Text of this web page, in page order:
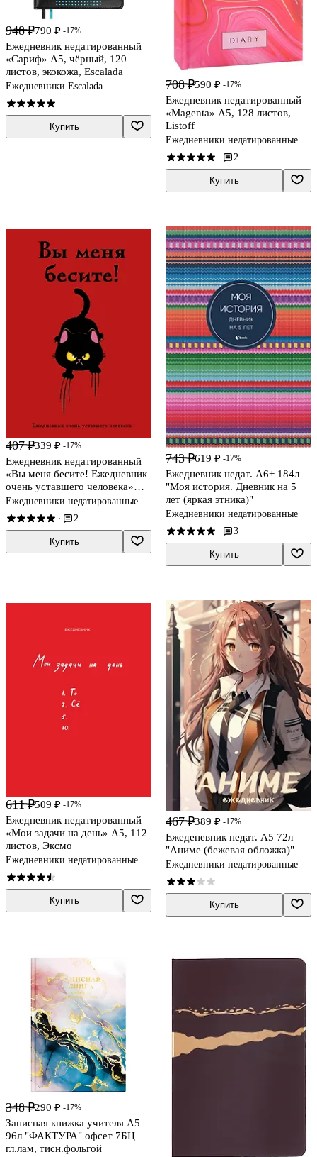
948 ₽790 ₽ -17%
Ежедневник недатированный
«Сариф» А5, чёрный, 120
листов, экокожа, Escalada
Ежедневники Escalada
Купить
708 ₽590 ₽ -17%
Ежедневник недатированный
«Magenta» А5, 128 листов,
Listoff
Ежедневники недатированные
· 2
Купить
407 ₽339 ₽ -17%
Ежедневник недатированный
«Вы меня бесите! Ежедневник
очень уставшего человека»
А5, 72 листа, Эксмо
Ежедневники недатированные
· 2
Купить
743 ₽619 ₽ -17%
Ежедневник недат. А6+ 184л
"Моя история. Дневник на 5
лет (яркая этника)"
Ежедневники недатированные
· 3
Купить
611 ₽509 ₽ -17%
Ежедневник недатированный
«Мои задачи на день» А5, 112
листов, Эксмо
Ежедневники недатированные
Купить
467 ₽389 ₽ -17%
Ежеденевник недат. А5 72л
"Аниме (бежевая обложка)"
Ежедневники недатированные
Купить
348 ₽290 ₽ -17%
Записная книжка учителя А5
96л "ФАКТУРА" офсет 7БЦ
гл.лам, тисн.фольгой